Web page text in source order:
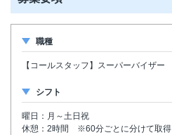
職種
【コールスタッフ】スーパーバイザー
シフト
曜日：月～土日祝
休憩：2時間 ※60分ごとに分けて取得